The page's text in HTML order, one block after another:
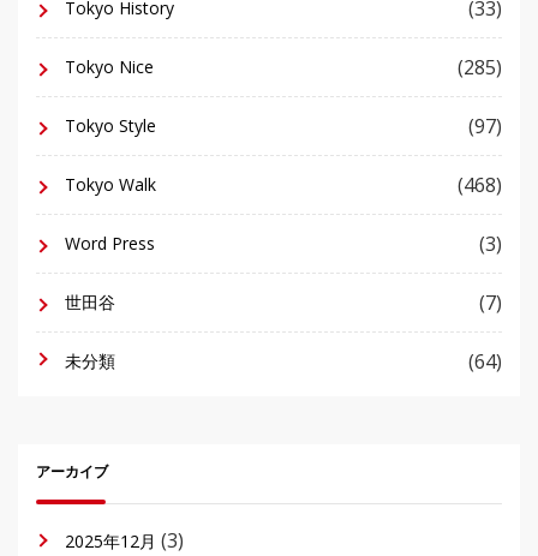
Tokyo History (33)
Tokyo Nice (285)
Tokyo Style (97)
Tokyo Walk (468)
Word Press (3)
世田谷 (7)
未分類 (64)
アーカイブ
2025年12月 (3)